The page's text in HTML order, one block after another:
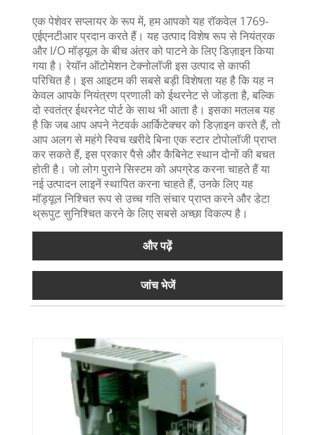
एक पेशेवर सप्लायर के रूप में, हम आपको यह रॉकवेल 1769-
एईएनटीआर प्रदान करते हैं। यह उत्पाद विशेष रूप से नियंत्रक
और I/O मॉड्यूल के बीच अंतर को पाटने के लिए डिज़ाइन किया
गया है। रेयॉन ऑटोमेशन टेक्नोलॉजी इस उत्पाद से काफी
परिचित है। इस आइटम की सबसे बड़ी विशेषता यह है कि यह न
केवल आपके नियंत्रण प्रणाली को ईथरनेट से जोड़ता है, बल्कि
दो स्वतंत्र ईथरनेट पोर्ट के साथ भी आता है। इसका मतलब यह
है कि जब आप अपने नेटवर्क आर्किटेक्चर को डिज़ाइन करते हैं, तो
आप अलग से महंगे स्विच खरीदे बिना एक स्टार टोपोलॉजी प्राप्त
कर सकते हैं, इस प्रकार पैसे और कैबिनेट स्थान दोनों की बचत
होती है। जो लोग पुराने सिस्टम को अपग्रेड करना चाहते हैं या
नई उत्पादन लाइनें स्थापित करना चाहते हैं, उनके लिए यह
मॉड्यूल निश्चित रूप से उच्च गति संचार प्राप्त करने और डेटा
थ्रूपुट सुनिश्चित करने के लिए सबसे अच्छा विकल्प है।
और पढ़ें
जांच भेजें